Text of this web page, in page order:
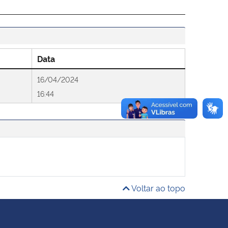
Data
16/04/2024
16:44
Voltar ao topo